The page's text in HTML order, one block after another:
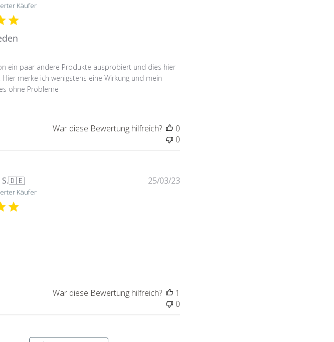
Käufer
ein paar andere Produkte ausprobiert und dies hier
merke ich wenigstens eine Wirkung und mein
ohne Probleme
War diese Bewertung hilfreich?
0
0
🇩🇪
Käufer
25/03/23
War diese Bewertung hilfreich?
1
0